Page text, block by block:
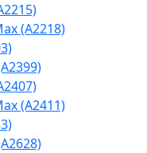
(A2218)
(A2411)